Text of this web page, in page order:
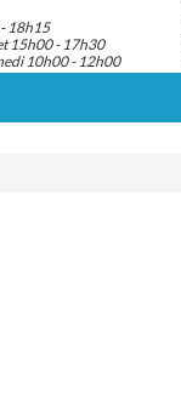
18h15
15h00 - 17h30
10h00 - 12h00